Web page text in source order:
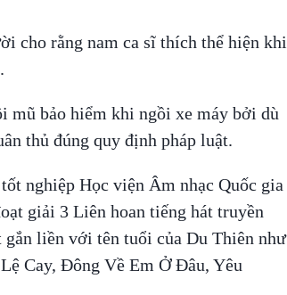
cho rằng nam ca sĩ thích thể hiện khi
mũ bảo hiểm khi ngồi xe máy bởi dù
thủ đúng quy định pháp luật.
nghiệp Học viện Âm nhạc Quốc gia
giải 3 Liên hoan tiếng hát truyền
liền với tên tuổi của Du Thiên như
Cay, Đông Về Em Ở Đâu, Yêu